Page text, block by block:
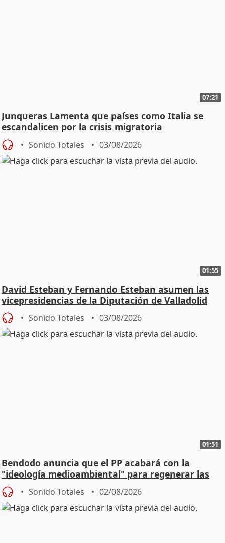
07:21
Junqueras Lamenta que países como Italia se
escandalicen por la crisis migratoria
Sonido Totales 03/08/2026
01:55
David Esteban y Fernando Esteban asumen las
vicepresidencias de la Diputación de Valladolid
Sonido Totales 03/08/2026
01:51
Bendodo anuncia que el PP acabará con la
"ideología medioambiental" para regenerar las
playas
Sonido Totales 02/08/2026